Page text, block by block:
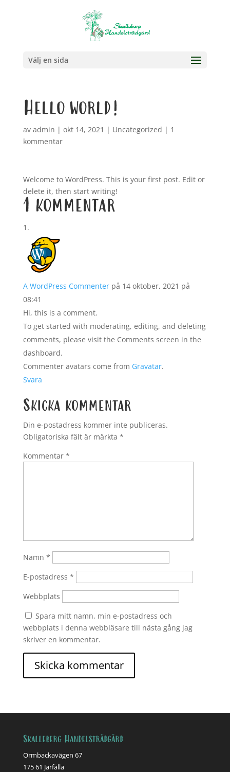
Välj en sida
Hello world!
av admin | okt 14, 2021 | Uncategorized | 1
kommentar
Welcome to WordPress. This is your first post. Edit or
delete it, then start writing!
1 kommentar
A WordPress Commenter på 14 oktober, 2021 på
08:41
Hi, this is a comment.
To get started with moderating, editing, and deleting
comments, please visit the Comments screen in the
dashboard.
Commenter avatars come from Gravatar.
Svara
Skicka kommentar
Din e-postadress kommer inte publiceras.
Obligatoriska fält är märkta *
Kommentar *
Namn *
E-postadress *
Webbplats
Spara mitt namn, min e-postadress och
webbplats i denna webbläsare till nästa gång jag
skriver en kommentar.
Skalleberg Handelsträdgård
Ormbackavägen 67
175 61 Järfälla